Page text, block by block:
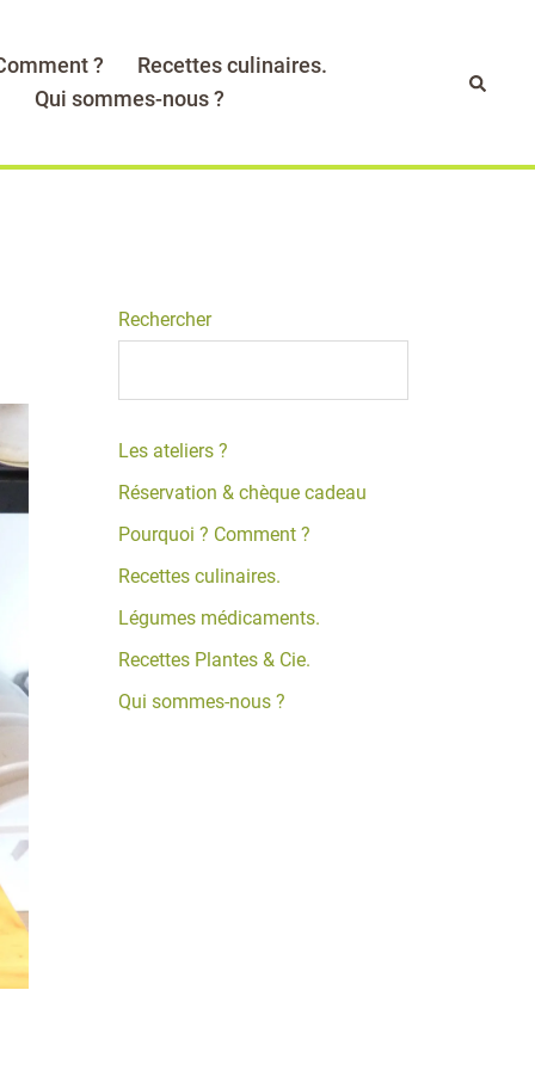
?
Recettes culinaires.
Qui sommes-nous ?
Rechercher
Les ateliers ?
Réservation & chèque cadeau
Pourquoi ? Comment ?
Recettes culinaires.
Légumes médicaments.
Recettes Plantes & Cie.
Qui sommes-nous ?